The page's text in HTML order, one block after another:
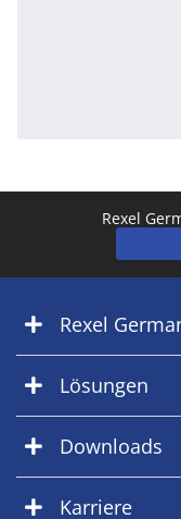
Rexel
Rexel
Lösungen
Downloads
Karriere